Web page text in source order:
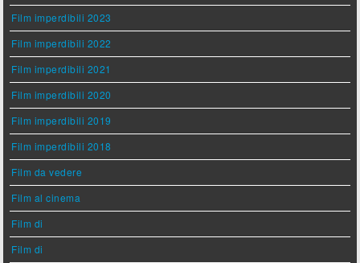
Film imperdibili 2023
Film imperdibili 2022
Film imperdibili 2021
Film imperdibili 2020
Film imperdibili 2019
Film imperdibili 2018
Film da vedere
Film al cinema
Film di
Film di